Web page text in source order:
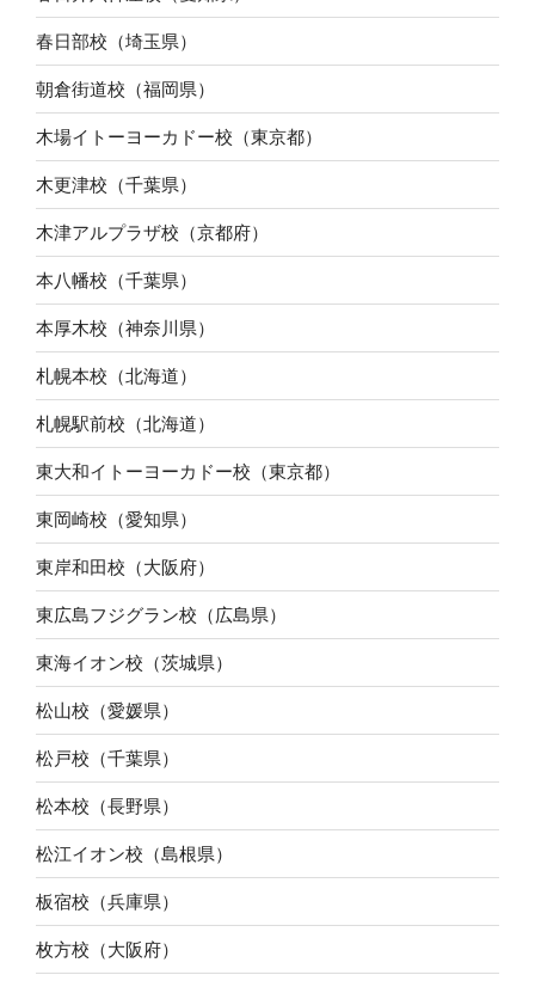
春日部校（埼玉県）
朝倉街道校（福岡県）
木場イトーヨーカドー校（東京都）
木更津校（千葉県）
木津アルプラザ校（京都府）
本八幡校（千葉県）
本厚木校（神奈川県）
札幌本校（北海道）
札幌駅前校（北海道）
東大和イトーヨーカドー校（東京都）
東岡崎校（愛知県）
東岸和田校（大阪府）
東広島フジグラン校（広島県）
東海イオン校（茨城県）
松山校（愛媛県）
松戸校（千葉県）
松本校（長野県）
松江イオン校（島根県）
板宿校（兵庫県）
枚方校（大阪府）